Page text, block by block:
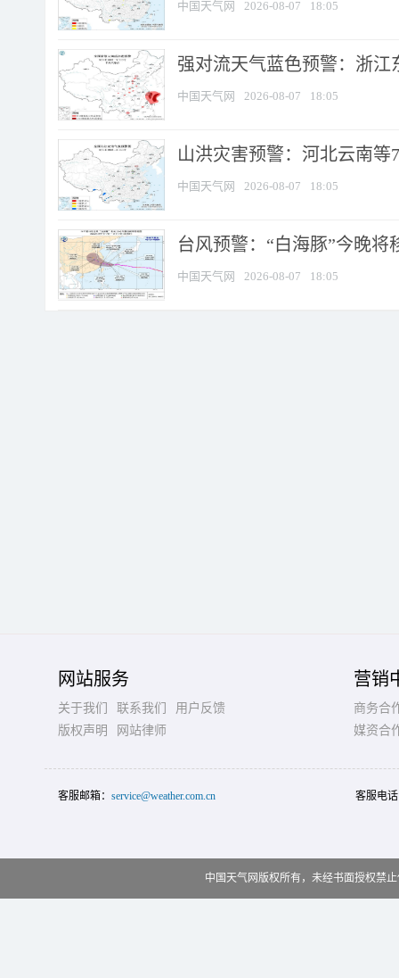
中国天气网 2026-08-07 18:05
强对流天气蓝色预警：浙江
中国天气网 2026-08-07 18:05
山洪灾害预警：河北云南
中国天气网 2026-08-07 18:05
台风预警：“白海豚”今晚将
中国天气网 2026-08-07 18:05
网站服务
关于我们 联系我们
用户反馈
版权声明
网站律师
营销
商务合
媒资合
客服邮箱： service@weather.com.cn 客服电
中国天气网版权所有，未经书面授权